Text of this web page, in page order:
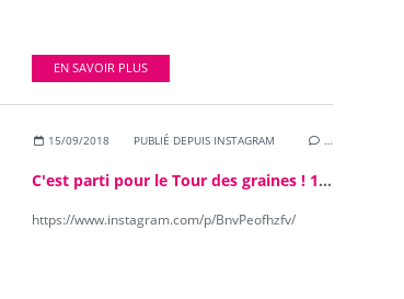
EN SAVOIR PLUS
15/09/2018 PUBLIÉ DEPUIS INSTAGRAM …
C'est parti pour le Tour des graines ! 1ère édition de cet éco-raid urbain à #Bordeaux.
https://www.instagram.com/p/BnvPeofhzfv/